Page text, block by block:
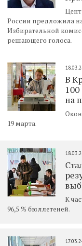
России предложила
Избирательной
решающего голоса.
В
на
19 марта.
К
96,5 % бюллетеней.